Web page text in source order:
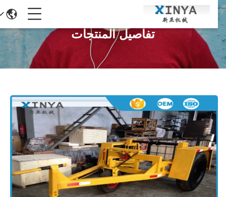
تفاصيل المنتجات